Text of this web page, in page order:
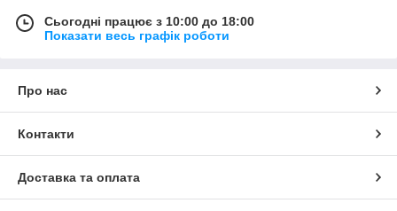
Сьогодні працює з 10:00 до 18:00
Показати весь графік роботи
Про нас
Контакти
Доставка та оплата